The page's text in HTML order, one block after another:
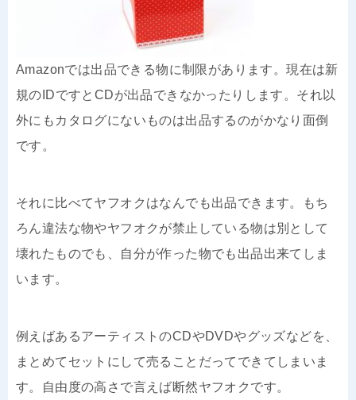
Amazonでは出品できる物に制限があります。現在は新
規のIDですとCDが出品できなかったりします。それ以
外にもカタログにないものは出品するのがかなり面倒
です。
それに比べてヤフオクはなんでも出品できます。もち
ろん違法な物やヤフオクが禁止している物は別として
壊れたものでも、自分が作った物でも出品出来てしま
います。
例えばあるアーティストのCDやDVDやグッズなどを、
まとめてセットにして売ることだってできてしまいま
す。自由度の高さで言えば断然ヤフオクです。